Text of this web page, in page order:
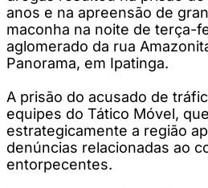
anos e na apreensão de
maconha na noite de terça-
aglomerado da rua
Panorama, em Ipatinga.
A prisão do acusado de
equipes do Tático Móvel,
estrategicamente a região
denúncias relacionadas ao
entorpecentes.